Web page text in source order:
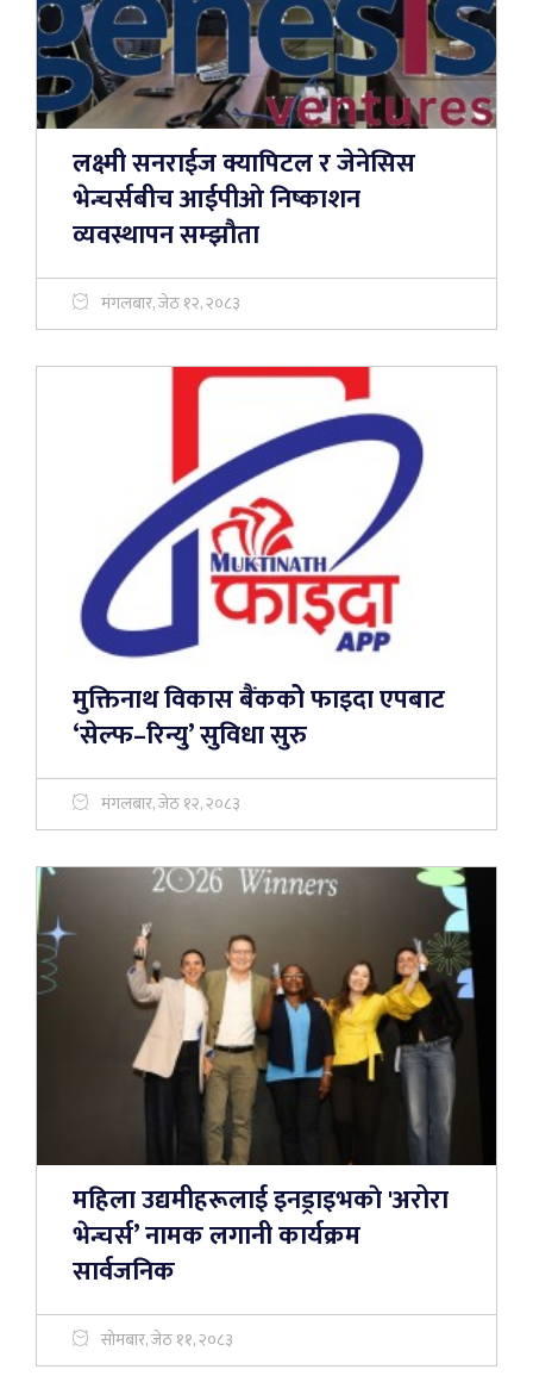
लक्ष्मी सनराईज क्यापिटल र जेनेसिस
भेन्चर्सबीच आईपीओ निष्काशन
व्यवस्थापन सम्झौता
मंगलबार, जेठ १२, २०८३
मुक्तिनाथ विकास बैंककोे फाइदा एपबाट
‘सेल्फ–रिन्यु’ सुविधा सुरु
मंगलबार, जेठ १२, २०८३
महिला उद्यमीहरूलाई इनड्राइभकाे 'अरोरा
भेन्चर्स’ नामक लगानी कार्यक्रम
सार्वजनिक
सोमबार, जेठ ११, २०८३